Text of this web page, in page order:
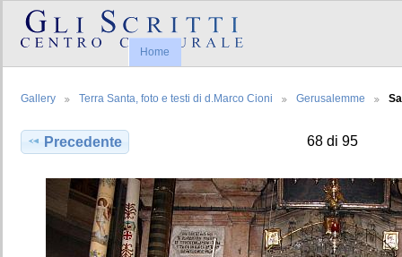
Home
Gallery Terra Santa, foto e testi di d.Marco Cioni Gerusalemme
Precedente 68 di 95